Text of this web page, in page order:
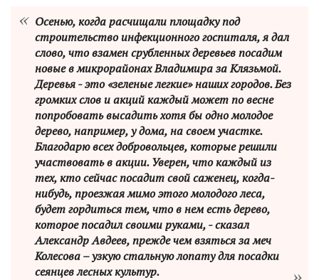
Осенью, когда расчищали площадку под
строительство инфекционного госпиталя, я дал
слово, что взамен срубленных деревьев посадим
новые в микрорайонах Владимира за Клязьмой.
Деревья - это «зеленые легкие» наших городов. Без
громких слов и акций каждый может по весне
попробовать высадить хотя бы одно молодое
дерево, например, у дома, на своем участке.
Благодарю всех добровольцев, которые решили
участвовать в акции. Уверен, что каждый из
тех, кто сейчас посадит свой саженец, когда-
нибудь, проезжая мимо этого молодого леса,
будет гордиться тем, что в нем есть дерево,
которое посадил своими руками, - сказал
Александр Авдеев, прежде чем взяться за меч
Колесова – узкую стальную лопату для посадки
сеянцев лесных культур.